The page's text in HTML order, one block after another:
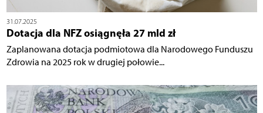
31.07.2025
Dotacja dla NFZ osiągnęła 27 mld zł
Zaplanowana dotacja podmiotowa dla Narodowego Funduszu
Zdrowia na 2025 rok w drugiej połowie...